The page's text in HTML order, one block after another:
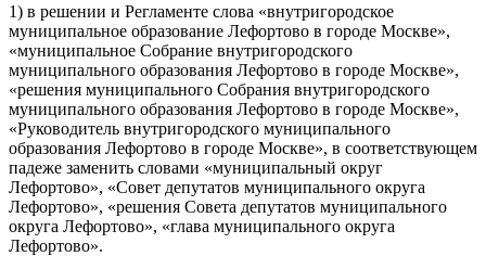
1) в решении и Регламенте слова «внутригородское
муниципальное образование Лефортово в городе Москве»,
«муниципальное Собрание внутригородского
муниципального образования Лефортово в городе Москве»,
«решения муниципального Собрания внутригородского
муниципального образования Лефортово в городе Москве»,
«Руководитель внутригородского муниципального
образования Лефортово в городе Москве», в соответствующем
падеже заменить словами «муниципальный округ
Лефортово», «Совет депутатов муниципального округа
Лефортово», «решения Совета депутатов муниципального
округа Лефортово», «глава муниципального округа
Лефортово».